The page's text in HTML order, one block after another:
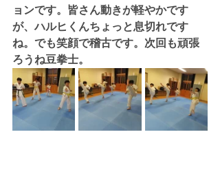
ョンです。皆さん動きが軽やかです
が、ハルヒくんちょっと息切れです
ね。でも笑顔で稽古です。次回も頑張
ろうね豆拳士。